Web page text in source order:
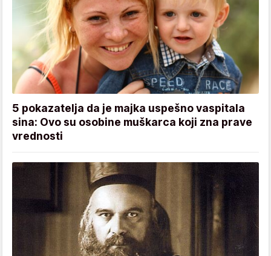
5 pokazatelja da je majka uspešno vaspitala
sina: Ovo su osobine muškarca koji zna prave
vrednosti